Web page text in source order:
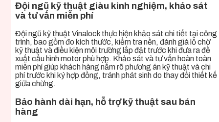
Đội ngũ kỹ thuật giàu kinh nghiệm, khảo sát
và tư vấn miễn phí
Đội ngũ kỹ thuật Vinalock thực hiện khảo sát chi tiết tại công
trình, bao gồm đo kích thước, kiểm tra nền, đánh giá lỗ chờ
kỹ thuật và điều kiện môi trường lắp đặt trước khi đưa ra đề
xuất cấu hình motor phù hợp. Khảo sát và tư vấn hoàn toàn
miễn phí giúp khách hàng nắm rõ phương án kỹ thuật và chi
phí trước khi ký hợp đồng, tránh phát sinh do thay đổi thiết kế
giữa chừng.
Bảo hành dài hạn, hỗ trợ kỹ thuật sau bán
hàng